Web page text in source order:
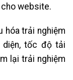
website.
hóa trải nghiệm
diện, tốc độ tải
lại trải nghiệm